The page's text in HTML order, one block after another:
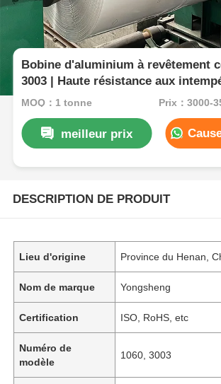
Bobine d'aluminium à revêtement
3003 | Haute résistance aux
corrosion | Pour tuiles, volets
MOQ：1 tonne Prix：3000-
meilleur prix
DESCRIPTION DE PRODUIT
Lieu d'origine Province du Henan,
Nom de marque Yongsheng
Certification ISO, RoHS, etc
Numéro de
modèle
1060, 3003